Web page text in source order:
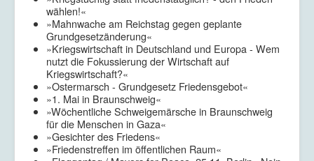
wählen!«
»Mahnwache am Reichstag gegen geplante
Grundgesetzänderung«
»Kriegswirtschaft in Deutschland und Europa - Wem
nutzt die Fokussierung der Wirtschaft auf
Kriegswirtschaft?«
»Ostermarsch - Grundgesetz Friedensgebot«
»1. Mai in Braunschweig«
»Wöchentliche Schweigemärsche in Braunschweig
für die Menschen in Gaza«
»Gesichter des Friedens«
»Friedenstreffen im öffentlichen Raum«